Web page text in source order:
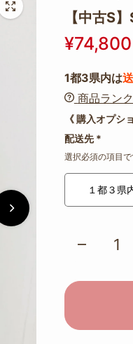
【中古S
¥74,800
1都3県内は
商品ラン
《 購入オプシ
配送先*
選択必須の項目で
１都３県